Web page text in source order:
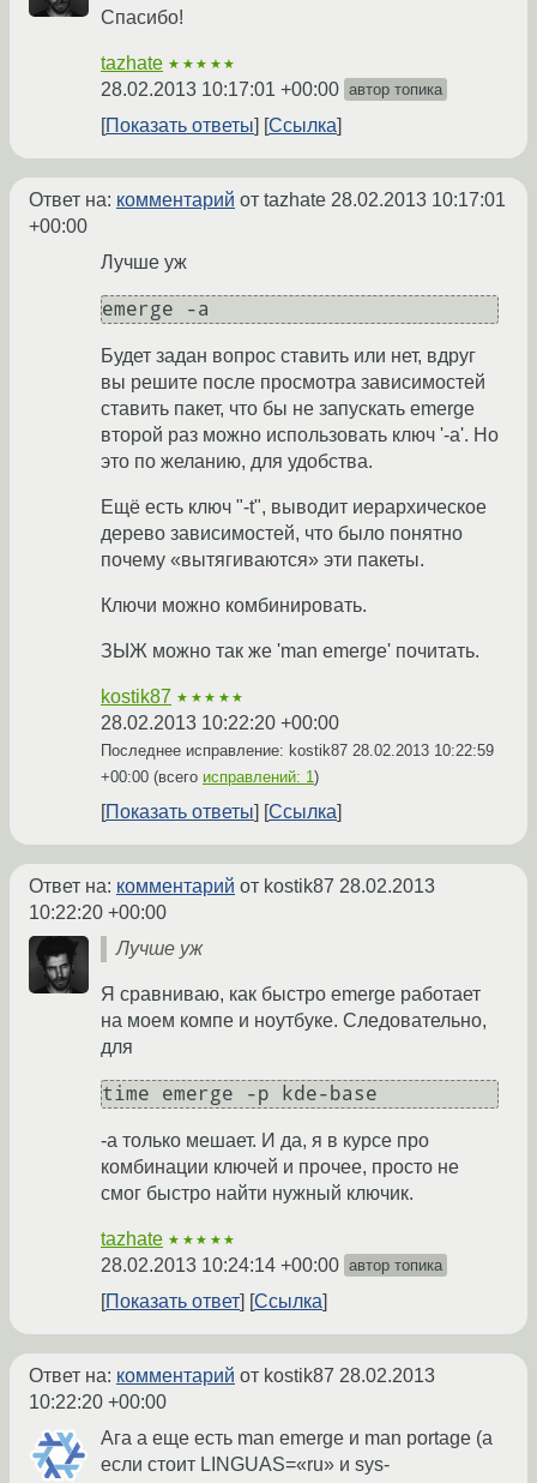
Спасибо!
tazhate ★★★★★
28.02.2013 10:17:01 +00:00 автор топика
Показать ответы Ссылка
Ответ на: комментарий от tazhate 28.02.2013 10:17:01
+00:00
Лучше уж
Будет задан вопрос ставить или нет, вдруг
вы решите после просмотра зависимостей
ставить пакет, что бы не запускать emerge
второй раз можно использовать ключ '-a'. Но
это по желанию, для удобства.
Ещё есть ключ "-t", выводит иерархическое
дерево зависимостей, что было понятно
почему «вытягиваются» эти пакеты.
Ключи можно комбинировать.
ЗЫЖ можно так же 'man emerge' почитать.
kostik87 ★★★★★
28.02.2013 10:22:20 +00:00
Последнее исправление: kostik87 28.02.2013 10:22:59
+00:00 (всего исправлений: 1)
Показать ответы Ссылка
Ответ на: комментарий от kostik87 28.02.2013
10:22:20 +00:00
Лучше уж
Я сравниваю, как быстро emerge работает
на моем компе и ноутбуке. Следовательно,
для
time emerge -p kde-base
-a только мешает. И да, я в курсе про
комбинации ключей и прочее, просто не
смог быстро найти нужный ключик.
tazhate ★★★★★
28.02.2013 10:24:14 +00:00 автор топика
Показать ответ Ссылка
Ответ на: комментарий от kostik87 28.02.2013
10:22:20 +00:00
Ага а еще есть man emerge и man portage (а
если стоит LINGUAS=«ru» и sys-